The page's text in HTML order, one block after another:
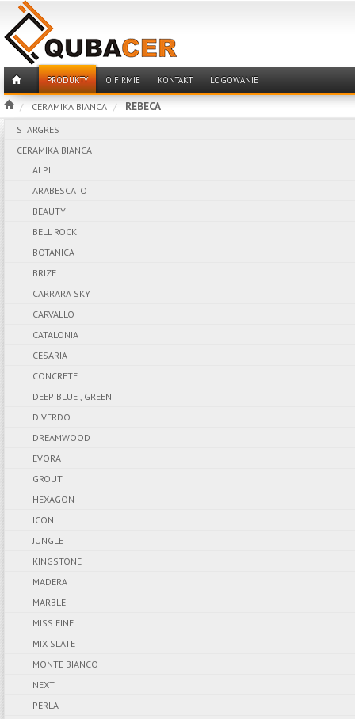
PRODUKTY O FIRMIE KONTAKT LOGOWANIE
CERAMIKA BIANCA REBECA
STARGRES
CERAMIKA BIANCA
ALPI
ARABESCATO
BEAUTY
BELL ROCK
BOTANICA
BRIZE
CARRARA SKY
CARVALLO
CATALONIA
CESARIA
CONCRETE
DEEP BLUE , GREEN
DIVERDO
DREAMWOOD
EVORA
GROUT
HEXAGON
ICON
JUNGLE
KINGSTONE
MADERA
MARBLE
MISS FINE
MIX SLATE
MONTE BIANCO
NEXT
PERLA